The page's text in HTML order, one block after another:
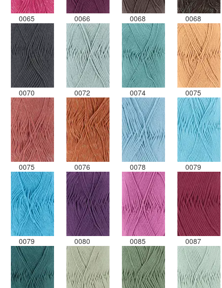
0065 0066 0068 0068
0070 0072 0074 0075
0075 0076 0078 0079
0079 0080 0085 0087